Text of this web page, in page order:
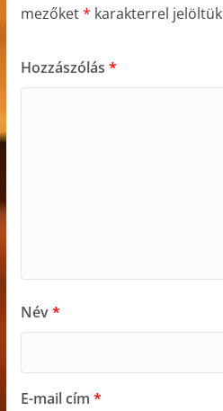
mezőket* karakterrel jelöltük
Hozzászólás *
Név*
E-mail cím *